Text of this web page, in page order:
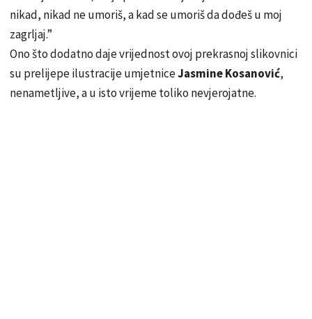
nikad, nikad ne umoriš, a kad se umoriš da dođeš u moj
zagrljaj.”️
Ono što dodatno daje vrijednost ovoj prekrasnoj slikovnici
su prelijepe ilustracije umjetniceJasmine Kosanović,
nenametljive, a u isto vrijeme toliko nevjerojatne.